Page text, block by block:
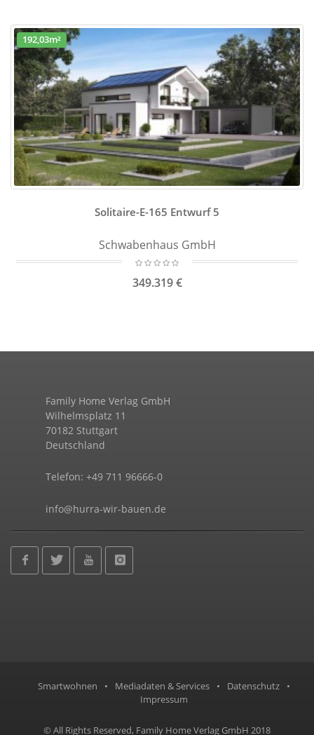
192,03m²
Solitaire-E-165 Entwurf 5
Schwabenhaus GmbH
349.319 €
Family Home Verlag GmbH
Wilhelmsplatz 11
70182 Stuttgart
Deutschland
Telefon: +49 711 96666-0
info@hurra-wir-bauen.de
Smartwohnen • Mediadaten & Services • Datenschutz
•
Impressum
© All Rights Reserved, Family Home Verlag GmbH 2018